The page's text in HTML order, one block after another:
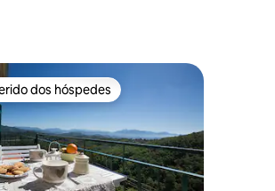
melhores preferidos dos hóspedes
dos hóspedes